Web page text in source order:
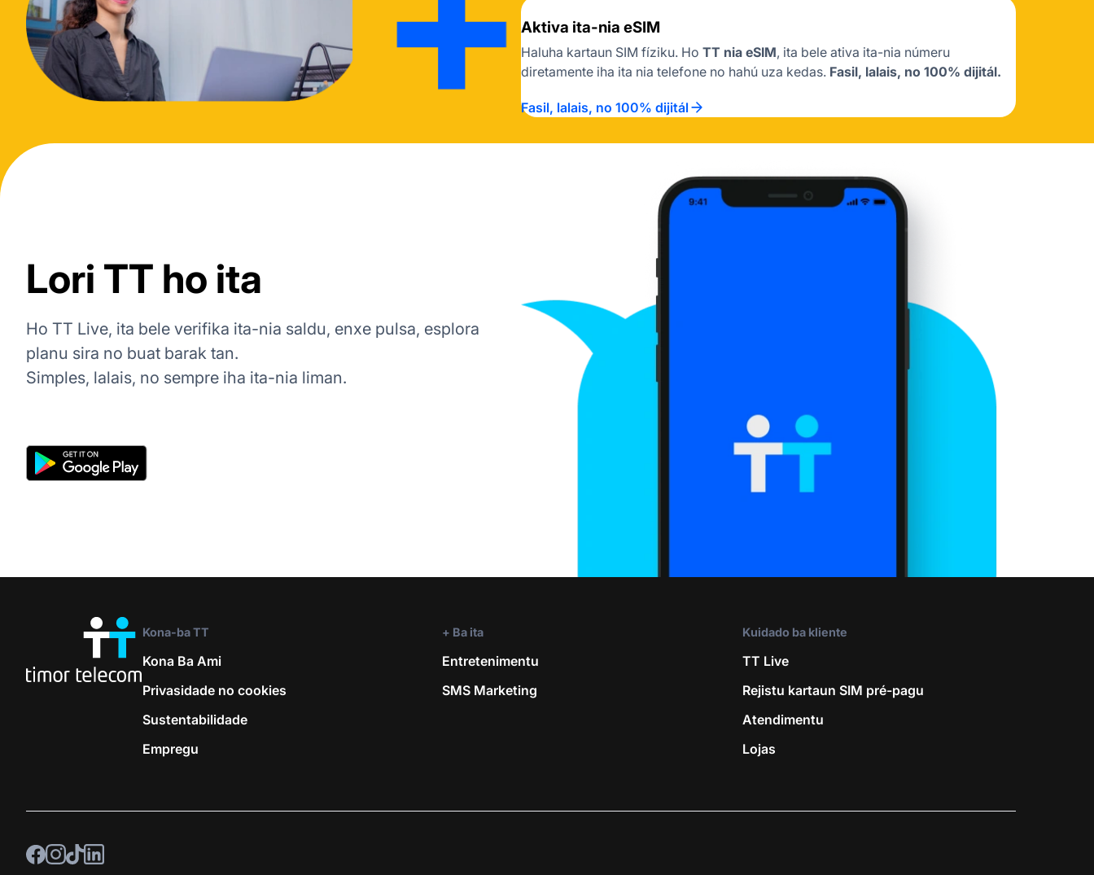
Aktiva ita-nia eSIM
Haluha kartaun SIM fíziku. Ho TT nia eSIM, ita bele ativa ita-nia númeru
diretamente iha ita nia telefone no hahú uza kedas. Fasil, lalais, no 100% dijitál.
Fasil, lalais, no 100% dijitál
Lori TT ho ita
Ho TT Live, ita bele verifika ita-nia saldu, enxe pulsa, esplora
planu sira no buat barak tan.
Simples, lalais, no sempre iha ita-nia liman.
Kona-ba TT
Kona Ba Ami
Privasidade no cookies
Sustentabilidade
Empregu
+ Ba ita
Entretenimentu
SMS Marketing
Kuidado ba kliente
TT Live
Rejistu kartaun SIM pré-pagu
Atendimentu
Lojas